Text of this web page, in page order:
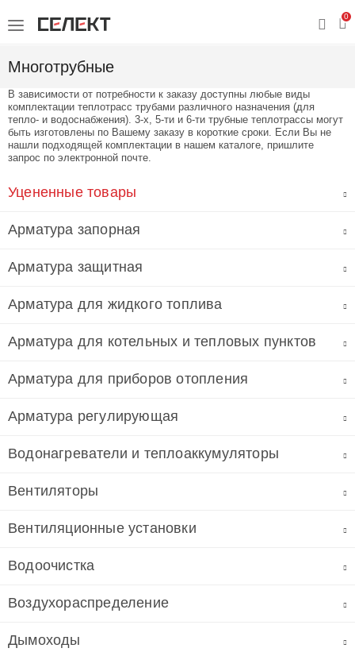
0
Многотрубные
В зависимости от потребности к заказу доступны любые виды
комплектации теплотрасс трубами различного назначения (для
тепло- и водоснабжения). 3-х, 5-ти и 6-ти трубные теплотрассы могут
быть изготовлены по Вашему заказу в короткие сроки. Если Вы не
нашли подходящей комплектации в нашем каталоге, пришлите
запрос по электронной почте.
Уцененные товары
Арматура запорная
Арматура защитная
Арматура для жидкого топлива
Арматура для котельных и тепловых пунктов
Арматура для приборов отопления
Арматура регулирующая
Водонагреватели и теплоаккумуляторы
Вентиляторы
Вентиляционные установки
Водоочистка
Воздухораспределение
Дымоходы